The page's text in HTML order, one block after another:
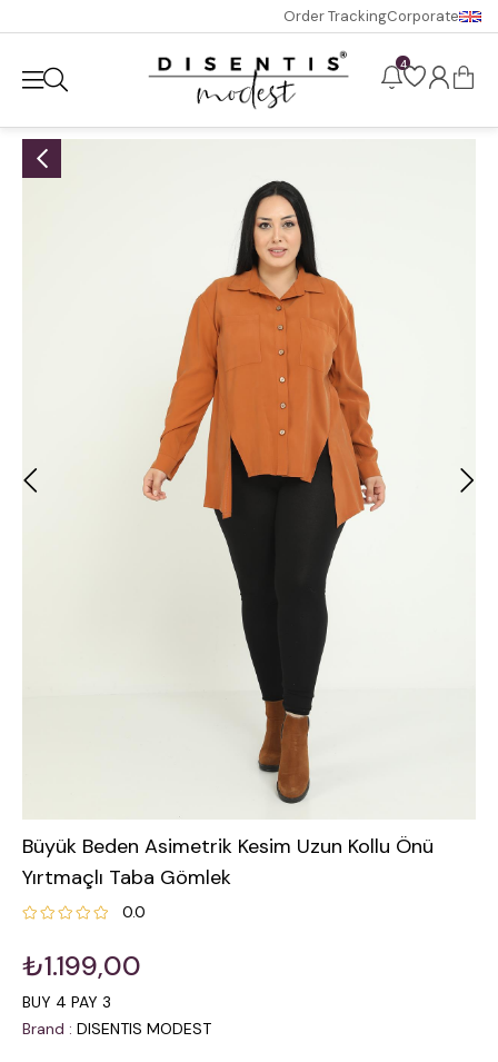
Order TrackingCorporate
4
Büyük Beden Asimetrik Kesim Uzun Kollu Önü
Yırtmaçlı Taba Gömlek
0.0
₺1.199,00
BUY 4 PAY 3
Brand : DISENTIS MODEST